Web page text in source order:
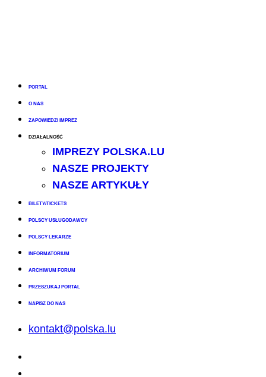
PORTAL
O NAS
ZAPOWIEDZI IMPREZ
DZIAŁALNOŚĆ
IMPREZY POLSKA.LU
NASZE PROJEKTY
NASZE ARTYKUŁY
BILETY/TICKETS
POLSCY USŁUGODAWCY
POLSCY LEKARZE
INFORMATORIUM
ARCHIWUM FORUM
PRZESZUKAJ PORTAL
NAPISZ DO NAS
kontakt@polska.lu